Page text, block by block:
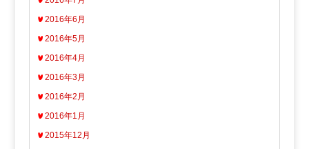
2016年6月
2016年5月
2016年4月
2016年3月
2016年2月
2016年1月
2015年12月